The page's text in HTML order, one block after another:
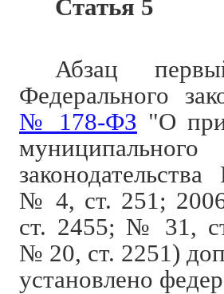
Статья 5
Абзац
Федерального
№ 178-ФЗ "О
№ 4, ст. 251;
ст. 2455; № 31,
№ 20, ст. 2251)
установлено